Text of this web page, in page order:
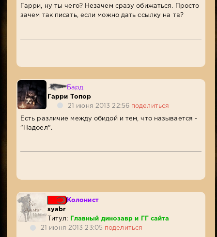
Гарри, ну ты чего? Незачем сразу обижаться. Просто
зачем так писать, если можно дать ссылку на тв?
Бард
Гарри Топор
21 июня 2013 22:56 поделиться
Есть различие между обидой и тем, что называется -
"Надоел".
Колонист
syabr
Титул:
Главный динозавр и ГГ сайта
21 июня 2013 23:05
поделиться